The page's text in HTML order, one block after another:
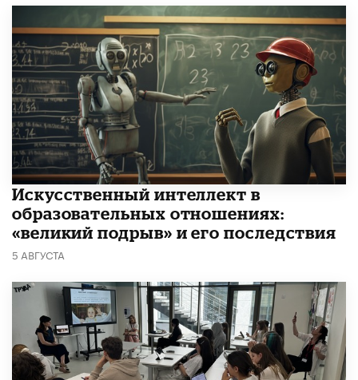
​Искусственный интеллект в
образовательных отношениях:
«великий подрыв» и его последствия
5 АВГУСТА